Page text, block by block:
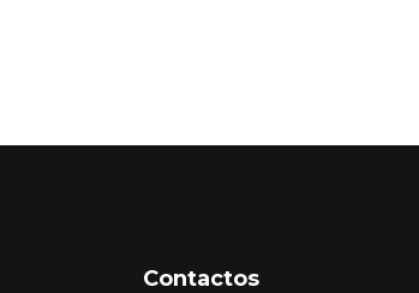
Contactos